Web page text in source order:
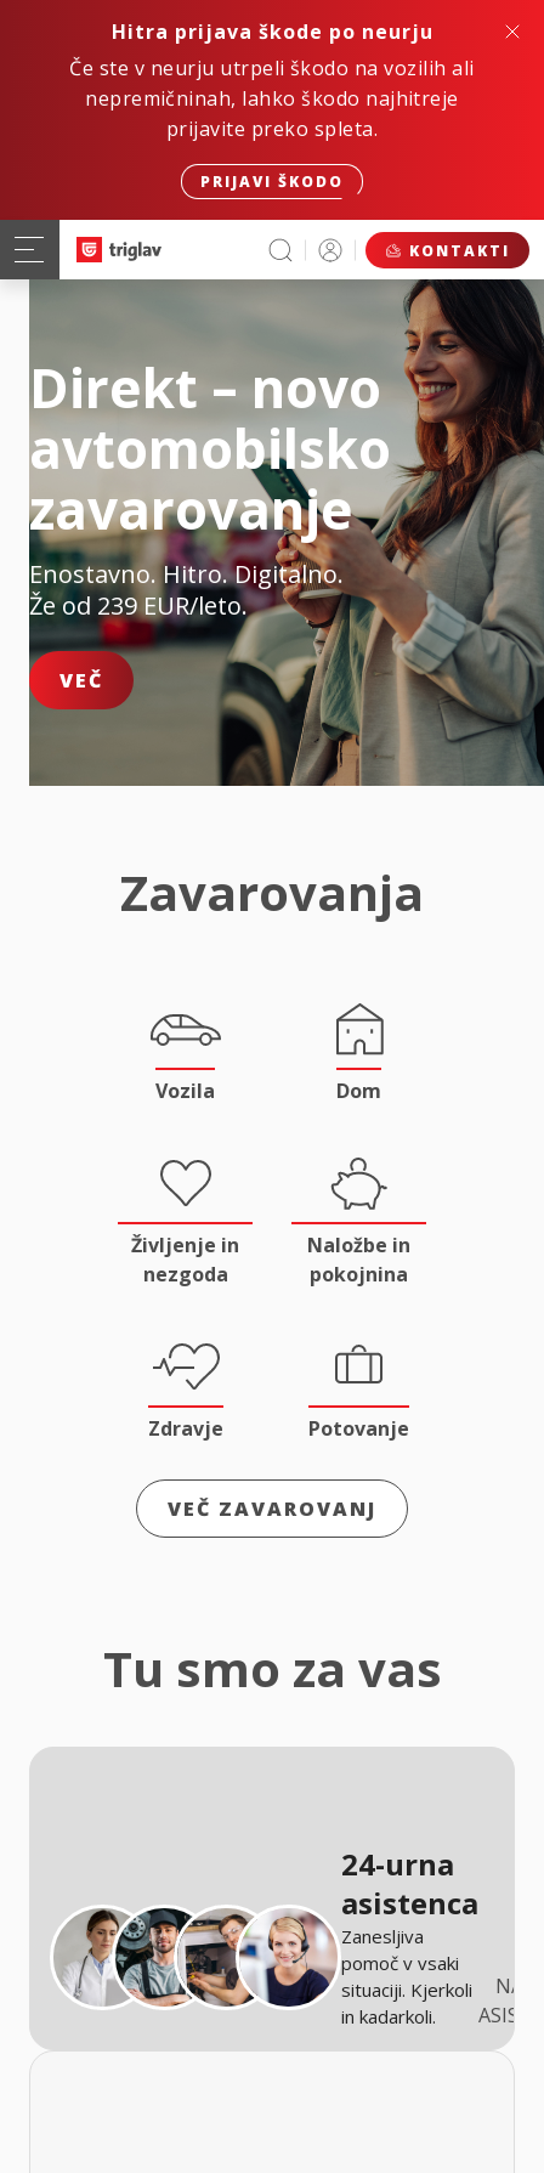
Hitra prijava škode po neurju
Če ste v neurju utrpeli škodo na vozilih ali
nepremičninah, lahko škodo najhitreje
prijavite preko spleta.
PRIJAVI ŠKODO
KONTAKTI
Direkt – novo
avtomobilsko
zavarovanje
Enostavno. Hitro. Digitalno.
Že od 239 EUR/leto.
VEČ
Zavarovanja
Vozila Dom
Življenje in
nezgoda
Naložbe in
pokojnina
Zdravje Potovanje
VEČ ZAVAROVANJ
Tu smo za vas
24-urna
asistenca
Zanesljiva
pomoč v vsaki
situaciji. Kjerkoli
in kadarkoli.